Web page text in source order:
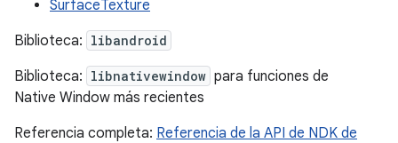
SurfaceTexture
Biblioteca: libandroid
Biblioteca: libnativewindow para funciones de
Native Window más recientes
Referencia completa: Referencia de la API de NDK de